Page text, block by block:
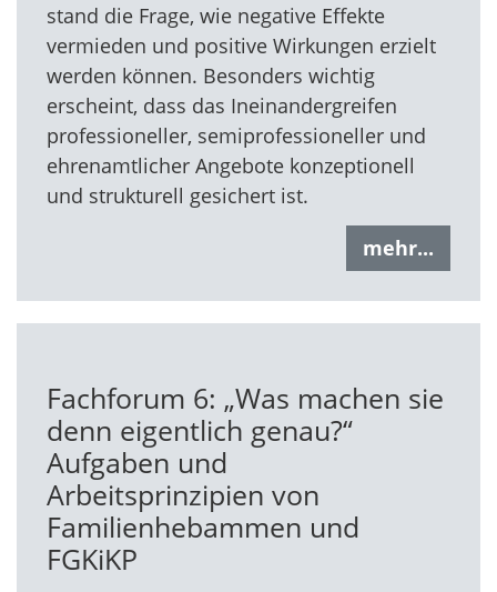
stand die Frage, wie negative Effekte
vermieden und positive Wirkungen erzielt
werden können. Besonders wichtig
erscheint, dass das Ineinandergreifen
professioneller, semiprofessioneller und
ehrenamtlicher Angebote konzeptionell
und strukturell gesichert ist.
mehr...
Fachforum 6: „Was machen sie
denn eigentlich genau?“
Aufgaben und
Arbeitsprinzipien von
Familienhebammen und
FGKiKP